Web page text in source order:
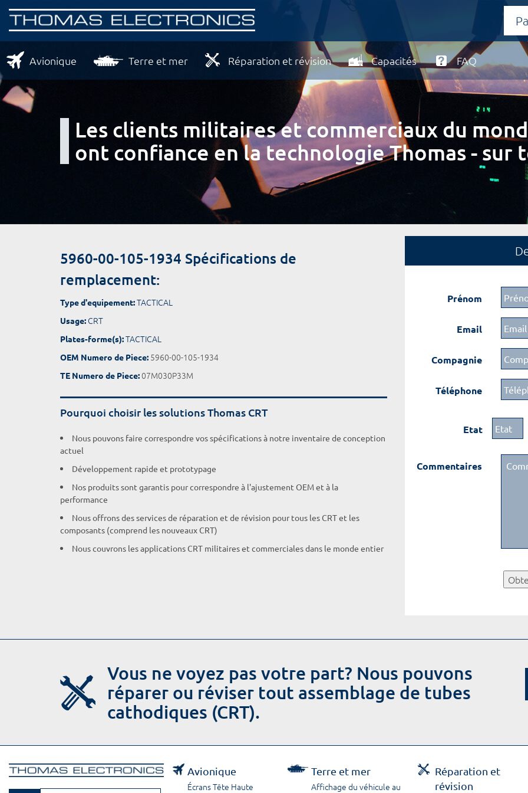
Avionique Terre et mer Réparation et révision Capacités FAQ
Les clients militaires et commerciaux du
ont confiance en la technologie Thomas - sur
5960-00-105-1934 Spécifications de
remplacement:
Type d'equipement:TACTICAL
Usage: CRT
Plates-forme(s):TACTICAL
OEM Numero de Piece: 5960-00-105-1934
TE Numero de Piece:07M030P33M
Pourquoi choisir les solutions Thomas CRT
Nous pouvons faire correspondre vos spécifications à notre inventaire de conception
actuel
Développement rapide et prototypage
Nos produits sont garantis pour correspondre à l'ajustement OEM et à la
performance
Nous offrons des services de réparation et de révision pour tous les CRT et les
composants (comprend les nouveaux CRT)
Nous couvrons les applications CRT militaires et commerciales dans le monde entier
Prénom
Email
Compagnie
Téléphone
Etat
Commentaires
Vous ne voyez pas votre part? Nous pouvons
réparer ou réviser tout assemblage de tubes
cathodiques (CRT).
Avionique
Écrans Tête Haute
Terre et mer
Affichage du véhicule au
Réparation et
révision